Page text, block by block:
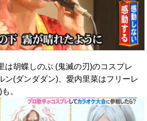
は胡蝶しのぶ (鬼滅の刃)のコスプレ
ン(ダンダダン)、愛内里菜はフリーレ
。